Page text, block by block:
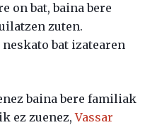
on bat, baina bere
zuten.
bat izatearen
baina bere familiak
ez zuenez,Vassar